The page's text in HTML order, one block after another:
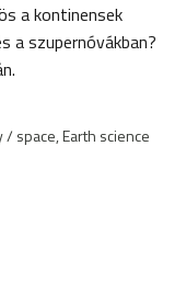
a kontinensek
a szupernóvákban?
space, Earth science